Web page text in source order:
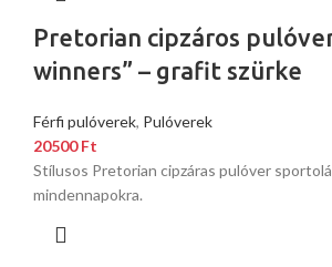
Pretorian cipzáros
winners” – grafit szürke
Férfi pulóverek, Pulóverek
20500Ft
Stílusos Pretorian cipzáras pulóver
mindennapokra.